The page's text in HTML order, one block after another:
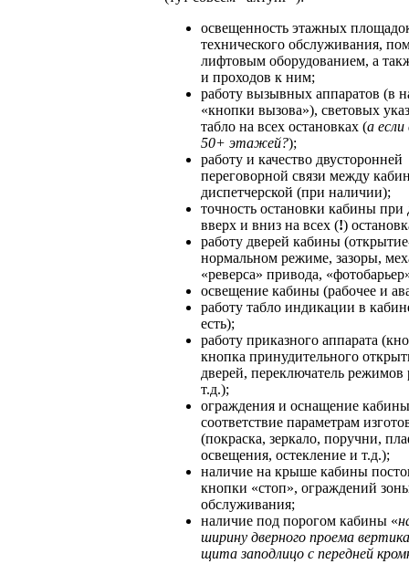
освещенность этажных
технического обслуживания,
лифтовым оборудованием, а
и проходов к ним;
работу вызывных аппаратов (в
«кнопки вызова»), световых
табло на всех остановках (а если
50+ этажей?);
работу и качество двусторонней
переговорной связи между
диспетчерской (при наличии);
точность остановки кабины
вверх и вниз на всех (!)
работу дверей кабины
нормальном режиме, зазоры,
«реверса» привода,
освещение кабины (рабочее и
работу табло индикации в
есть);
работу приказного аппарата
кнопка принудительного
дверей, переключатель режимов
т.д.);
ограждения и оснащение
соответствие параметрам
(покраска, зеркало, поручни,
освещения, остекление и т.д.);
наличие на крыше кабины
кнопки «стоп», ограждений
обслуживания;
наличие под порогом кабины «
ширину дверного проема
щита заподлицо с передней